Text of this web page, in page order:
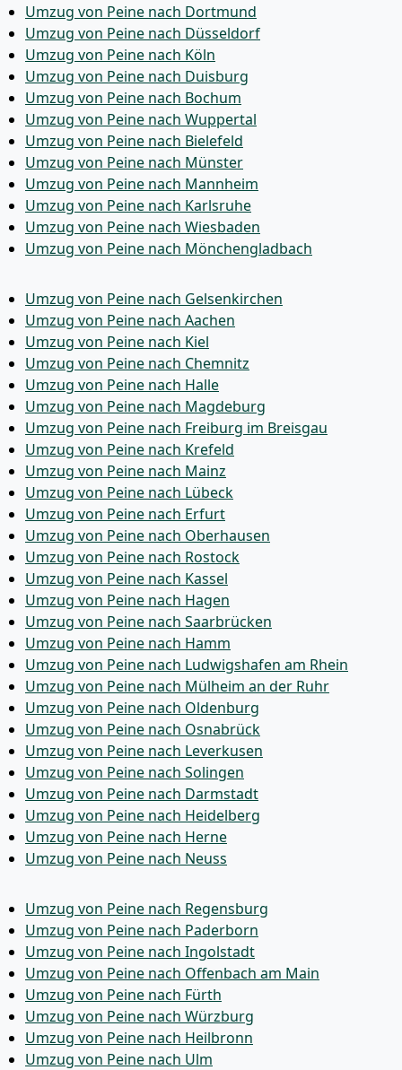
Umzug von Peine nach Dortmund
Umzug von Peine nach Düsseldorf
Umzug von Peine nach Köln
Umzug von Peine nach Duisburg
Umzug von Peine nach Bochum
Umzug von Peine nach Wuppertal
Umzug von Peine nach Bielefeld
Umzug von Peine nach Münster
Umzug von Peine nach Mannheim
Umzug von Peine nach Karlsruhe
Umzug von Peine nach Wiesbaden
Umzug von Peine nach Mönchen­gladbach
Umzug von Peine nach Gelsenkirchen
Umzug von Peine nach Aachen
Umzug von Peine nach Kiel
Umzug von Peine nach Chemnitz
Umzug von Peine nach Halle
Umzug von Peine nach Magdeburg
Umzug von Peine nach Freiburg im Breisgau
Umzug von Peine nach Krefeld
Umzug von Peine nach Mainz
Umzug von Peine nach Lübeck
Umzug von Peine nach Erfurt
Umzug von Peine nach Oberhausen
Umzug von Peine nach Rostock
Umzug von Peine nach Kassel
Umzug von Peine nach Hagen
Umzug von Peine nach Saarbrücken
Umzug von Peine nach Hamm
Umzug von Peine nach Ludwigshafen am Rhein
Umzug von Peine nach Mülheim an der Ruhr
Umzug von Peine nach Oldenburg
Umzug von Peine nach Osnabrück
Umzug von Peine nach Leverkusen
Umzug von Peine nach Solingen
Umzug von Peine nach Darmstadt
Umzug von Peine nach Heidelberg
Umzug von Peine nach Herne
Umzug von Peine nach Neuss
Umzug von Peine nach Regensburg
Umzug von Peine nach Paderborn
Umzug von Peine nach Ingolstadt
Umzug von Peine nach Offenbach am Main
Umzug von Peine nach Fürth
Umzug von Peine nach Würzburg
Umzug von Peine nach Heilbronn
Umzug von Peine nach Ulm